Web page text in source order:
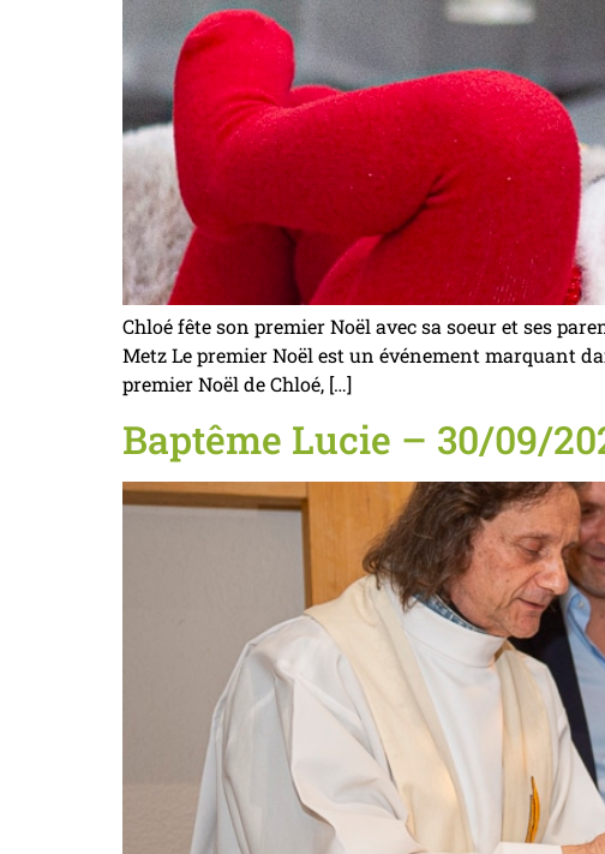
Chloé fête son premier Noël avec sa soeur et ses
Metz Le premier Noël est un événement marquant
premier Noël de Chloé, […]
Baptême Lucie – 30/09/